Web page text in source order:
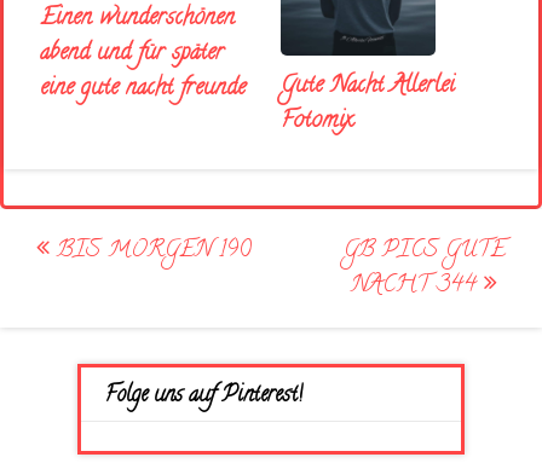
Einen wunderschönen
abend und für später
eine gute nacht freunde
Gute Nacht Allerlei
Fotomix
Post
navigation
BIS MORGEN 190
GB PICS GUTE
NACHT 344
Folge uns auf Pinterest!